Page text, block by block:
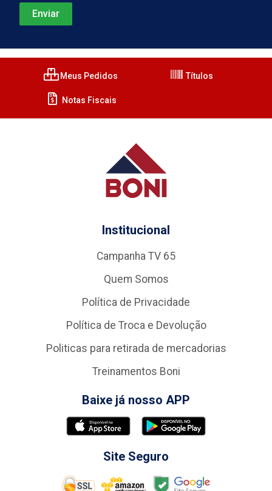
Meus Pedidos Títulos
Notas Fiscais
Institucional
Campanha TV 65
Quem Somos
Política de Privacidade
Política de Troca e Devolução
Politicas para retirada de mercadorias
Treinamentos Boni
Baixe já nosso APP
Site Seguro